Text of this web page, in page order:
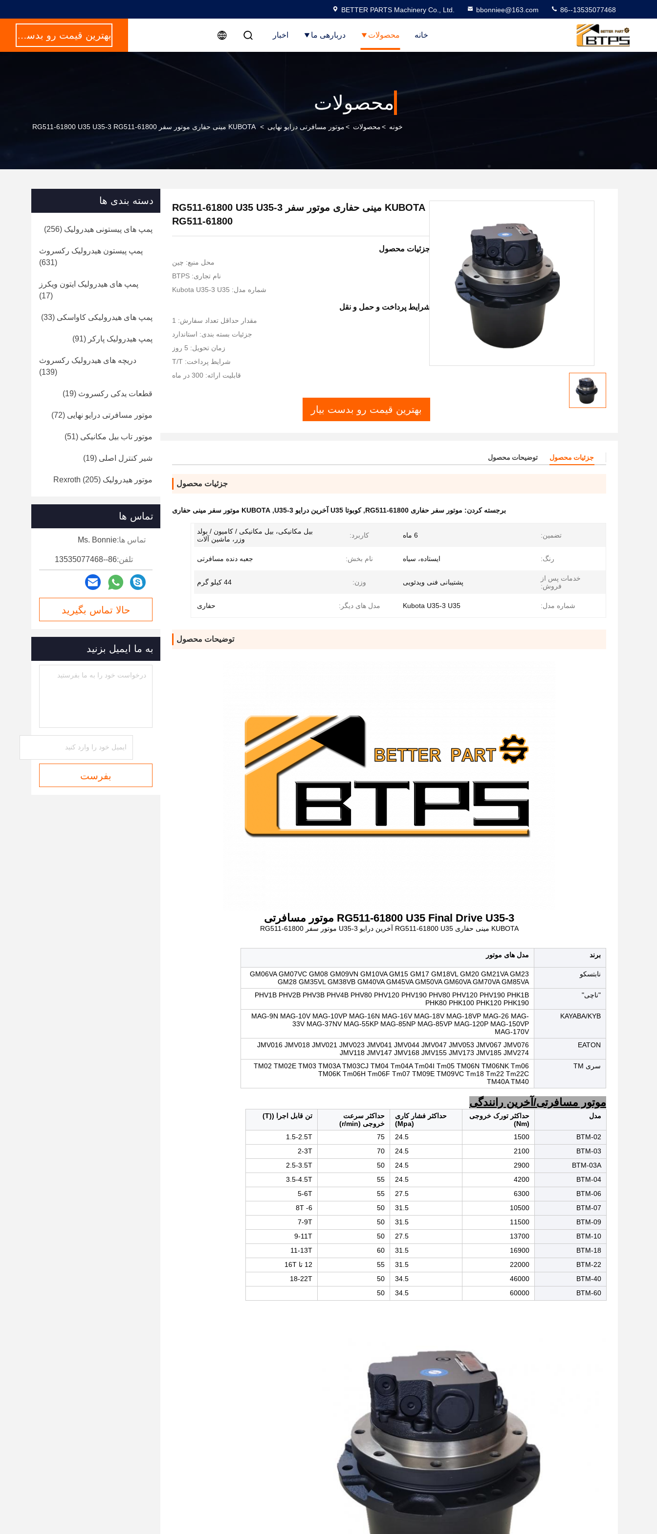
BETTER PARTS Machinery Co., Ltd. bbonniee@163.com 86--13535077468
خانه محصولات دربارهی ما اخبار بهترین قیمت رو بدست بیار
محصولات
خونه >محصولات >موتور مسافرتی درایو نهایی > KUBOTA مینی حفاری موتور سفر RG511-61800 U35 U35-3 RG511-61800
KUBOTA مینی حفاری موتور سفر RG511-61800 U35 U35-3
RG511-61800
جزئیات محصول
محل منبع: چین
نام تجاری: BTPS
شماره مدل: Kubota U35-3 U35
شرایط پرداخت و حمل و نقل
مقدار حداقل تعداد سفارش: 1
جزئیات بسته بندی: استاندارد
زمان تحویل: 5 روز
شرایط پرداخت: T/T
قابلیت ارائه: 300 در ماه
بهترین قیمت رو بدست بیار
جزئیات محصول توضیحات محصول
جزئیات محصول
برجسته کردن: موتور سفر حفاری RG511-61800 ,کوبوتا U35 آخرین درایو U35-3 , KUBOTA موتور سفر مینی حفاری
تضمین: 6 ماه کاربرد:
بیل مکانیکی، بیل مکانیکی / کامیون / بولد
وزر، ماشین آلات
رنگ: ایستاده، سیاه نام بخش: جعبه دنده مسافرتی
خدمات پس از
فروش:
پشتیبانی فنی ویدئویی وزن: 44 کیلو گرم
شماره مدل: Kubota U35-3 U35 مدل های دیگر: حفاری
توضیحات محصول
RG511-61800 U35 Final Drive U35-3 موتور مسافرتی
KUBOTA مینی حفاری RG511-61800 U35 آخرین درایو U35-3 موتور سفر RG511-61800
برند مدل های موتور
نابتسکو
GM06VA GM07VC GM08 GM09VN GM10VA GM15 GM17 GM18VL GM20 GM21VA GM23
GM28 GM35VL GM38VB GM40VA GM45VA GM50VA GM60VA GM70VA GM85VA
"ناچی"
PHV1B PHV2B PHV3B PHV4B PHV80 PHV120 PHV190 PHV80 PHV120 PHV190 PHK1B
PHK80 PHK100 PHK120 PHK190
KAYABA/KYB
MAG-9N MAG-10V MAG-10VP MAG-16N MAG-16V MAG-18V MAG-18VP MAG-26 MAG-
33V MAG-37NV MAG-55KP MAG-85NP MAG-85VP MAG-120P MAG-150VP
MAG-170V
EATON
JMV016 JMV018 JMV021 JMV023 JMV041 JMV044 JMV047 JMV053 JMV067 JMV076
JMV118 JMV147 JMV168 JMV155 JMV173 JMV185 JMV274
سری TM
TM02 TM02E TM03 TM03A TM03CJ TM04 Tm04A Tm04I Tm05 TM06N TM06NK Tm06
TM06K Tm06H Tm06F Tm07 TM09E TM09VC Tm18 Tm22 Tm22C
TM40A TM40
موتور مسافرتی/آخرین رانندگی
مدل
حداکثر تورک خروجی
(Nm)
حداکثر فشار کاری
(Mpa)
حداکثر سرعت
خروجی (r/min)
تن قابل اجرا ((T)
BTM-02
1500
24.5
75
1.5-2.5T
BTM-03
2100
24.5
70
2-3T
BTM-03A
2900
24.5
50
2.5-3.5T
BTM-04
4200
24.5
55
3.5-4.5T
BTM-06
6300
27.5
55
5-6T
BTM-07
10500
31.5
50
6- 8T
BTM-09
11500
31.5
50
7-9T
BTM-10
13700
27.5
50
9-11T
BTM-18
16900
31.5
60
11-13T
BTM-22
22000
31.5
55
12 تا 16T
BTM-40
46000
34.5
50
18-22T
BTM-60
60000
34.5
50
دسته بندی ها
پمپ های پیستونی هیدرولیک (256)
پمپ پیستون هیدرولیک رکسروث
(631)
پمپ های هیدرولیک ایتون ویکرز
(17)
پمپ های هیدرولیکی کاواسکی (33)
پمپ هیدرولیک پارکر (91)
دریچه های هیدرولیک رکسروث
(139)
قطعات یدکی رکسروث (19)
موتور مسافرتی درایو نهایی (72)
موتور تاب بیل مکانیکی (51)
شیر کنترل اصلی (19)
موتور هیدرولیک Rexroth (205)
تماس ها
تماس ها:Ms. Bonnie
تلفن:86--13535077468
حالا تماس بگیرید
به ما ایمیل بزنید
بفرست